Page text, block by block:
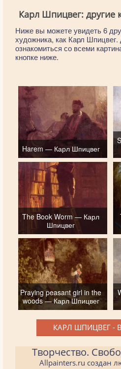
Карл Шпицвег: другие
Ниже вы можете увидеть 6
художника, как Карл Шпицвег.
ознакомиться со всеми
кнопке ниже.
Harem — Карл Шпицвег
The Book Worm — Карл
Шпицвег
Praying peasant girl in the
woods — Карл Шпицвег
КАРЛ ШПИЦВЕГ -
Творчество.
Allpainters.ru создан